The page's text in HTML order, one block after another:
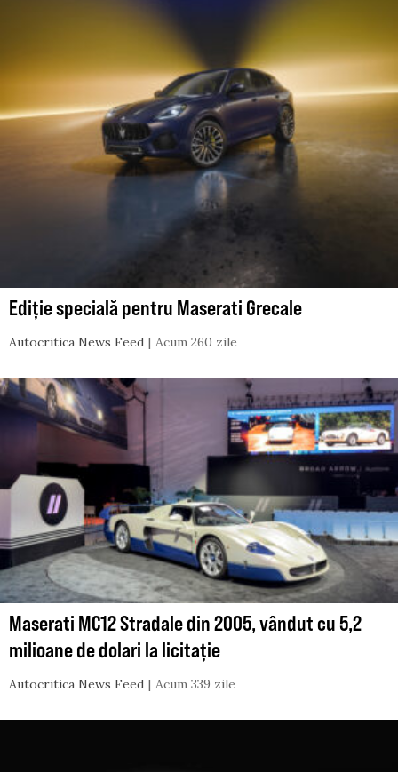
Ediție specială pentru Maserati Grecale
Autocritica News Feed Acum 260 zile
Maserati MC12 Stradale din 2005, vândut cu 5,2
milioane de dolari la licitație
Autocritica News Feed Acum 339 zile